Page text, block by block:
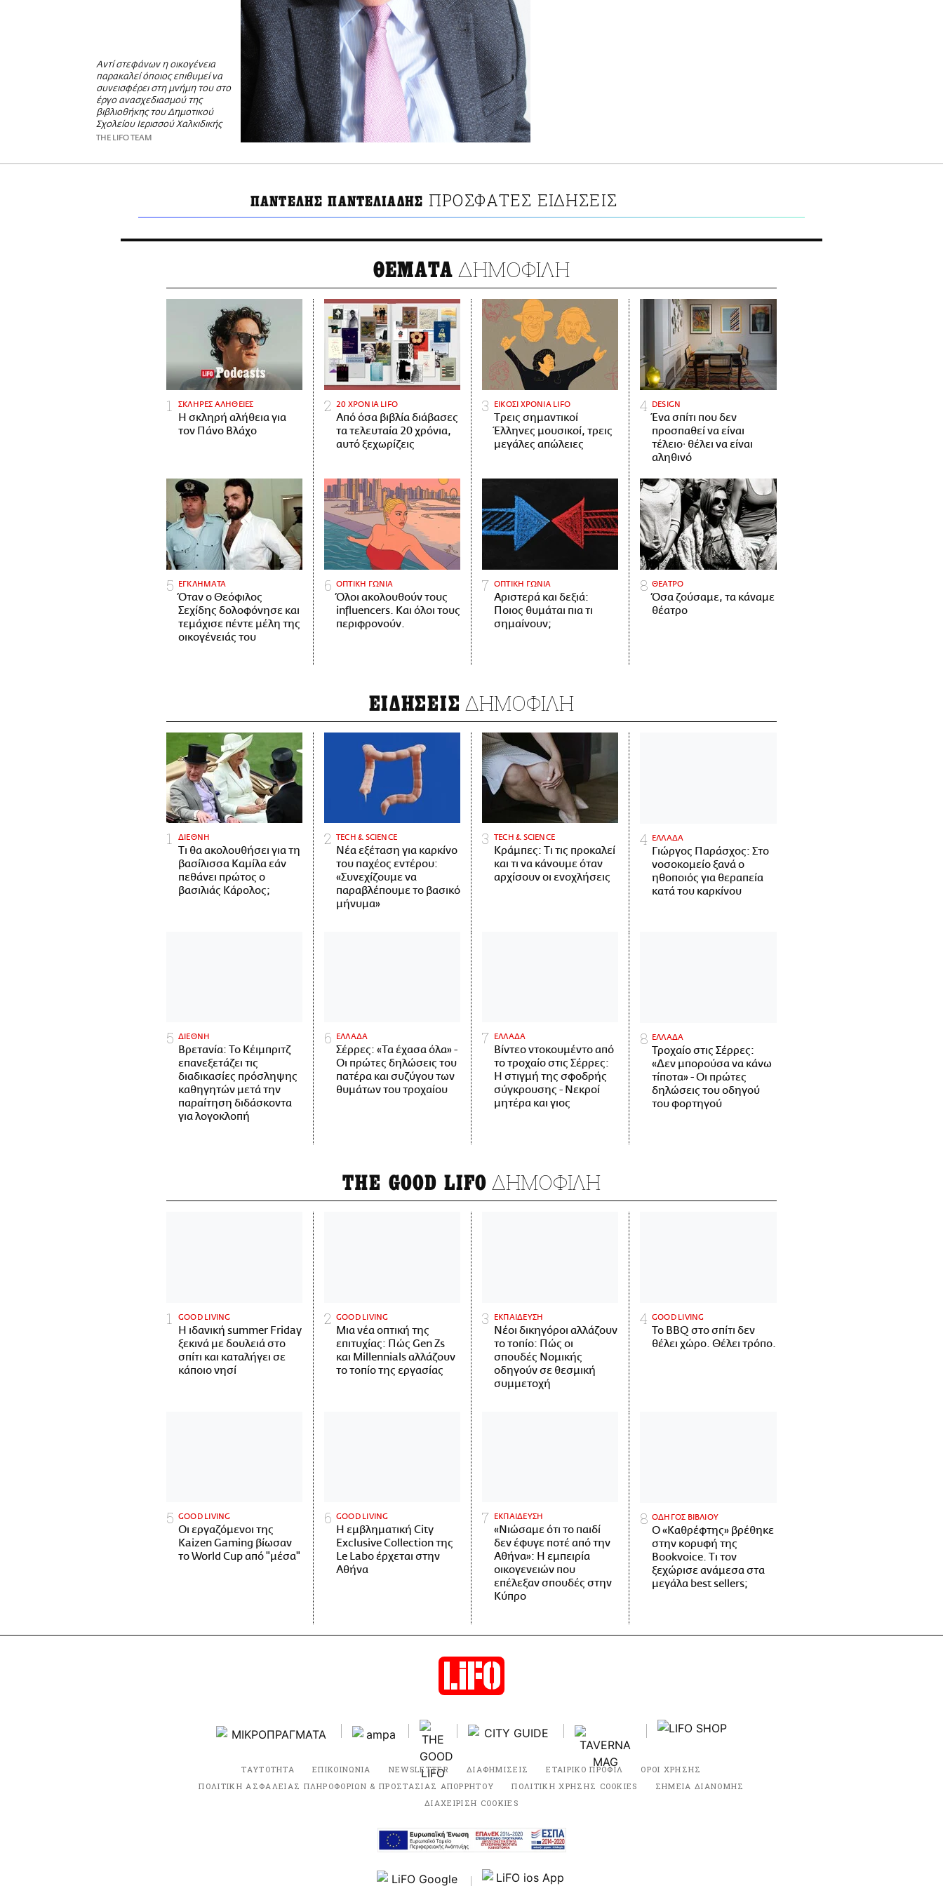
Αντί στεφάνων η οικογένεια
παρακαλεί όποιος επιθυμεί να
συνεισφέρει στη μνήμη του στο
έργο ανασχεδιασμού της
βιβλιοθήκης του Δημοτικού
Σχολείου Ιερισσού Χαλκιδικής
THE LIFO TEAM
ΠΑΝΤΕΛΗΣ ΠΑΝΤΕΛΙΑΔΗΣ ΠΡΟΣΦΑΤΕΣ ΕΙΔΗΣΕΙΣ
ΘΕΜΑΤΑ ΔΗΜΟΦΙΛΗ
ΣΚΛΗΡΕΣ ΑΛΗΘΕΙΕΣ
H σκληρή αλήθεια για
τον Πάνο Βλάχο
20 ΧΡΟΝΙΑ LIFO
Από όσα βιβλία διάβασες
τα τελευταία 20 χρόνια,
αυτό ξεχωρίζεις
ΕΙΚΟΣΙ ΧΡΟΝΙΑ LIFO
Tρεις σημαντικοί
Έλληνες μουσικοί, τρεις
μεγάλες απώλειες
DESIGN
Ένα σπίτι που δεν
προσπαθεί να είναι
τέλειο· θέλει να είναι
αληθινό
ΕΓΚΛΗΜΑΤΑ
Όταν ο Θεόφιλος
Σεχίδης δολοφόνησε και
τεμάχισε πέντε μέλη της
οικογένειάς του
ΟΠΤΙΚΗ ΓΩΝΙΑ
Όλοι ακολουθούν τους
influencers. Και όλοι τους
περιφρονούν.
ΟΠΤΙΚΗ ΓΩΝΙΑ
Αριστερά και δεξιά:
Ποιος θυμάται πια τι
σημαίνουν;
ΘΕΑΤΡΟ
Όσα ζούσαμε, τα κάναμε
θέατρο
ΕΙΔΗΣΕΙΣ ΔΗΜΟΦΙΛΗ
ΔΙΕΘΝΗ
Τι θα ακολουθήσει για τη
βασίλισσα Καμίλα εάν
πεθάνει πρώτος ο
βασιλιάς Κάρολος;
ΤECH & SCIENCE
Νέα εξέταση για καρκίνο
του παχέος εντέρου:
«Συνεχίζουμε να
παραβλέπουμε το βασικό
μήνυμα»
ΤECH & SCIENCE
Κράμπες: Τι τις προκαλεί
και τι να κάνουμε όταν
αρχίσουν οι ενοχλήσεις
ΕΛΛΑΔΑ
Γιώργος Παράσχος: Στο
νοσοκομείο ξανά ο
ηθοποιός για θεραπεία
κατά του καρκίνου
ΔΙΕΘΝΗ
Βρετανία: Το Κέιμπριτζ
επανεξετάζει τις
διαδικασίες πρόσληψης
καθηγητών μετά την
παραίτηση διδάσκοντα
για λογοκλοπή
ΕΛΛΑΔΑ
Σέρρες: «Τα έχασα όλα» -
Οι πρώτες δηλώσεις του
πατέρα και συζύγου των
θυμάτων του τροχαίου
ΕΛΛΑΔΑ
Βίντεο ντοκουμέντο από
το τροχαίο στις Σέρρες:
Η στιγμή της σφοδρής
σύγκρουσης - Νεκροί
μητέρα και γιος
ΕΛΛΑΔΑ
Τροχαίο στις Σέρρες:
«Δεν μπορούσα να κάνω
τίποτα» - Οι πρώτες
δηλώσεις του οδηγού
του φορτηγού
THE GOOD LIFO ΔΗΜΟΦΙΛΗ
GOOD LIVING
Η ιδανική summer Friday
ξεκινά με δουλειά στο
σπίτι και καταλήγει σε
κάποιο νησί
GOOD LIVING
Μια νέα οπτική της
επιτυχίας: Πώς Gen Zs
και Millennials αλλάζουν
το τοπίο της εργασίας
ΕΚΠΑΙΔΕΥΣΗ
Νέοι δικηγόροι αλλάζουν
το τοπίο: Πώς οι
σπουδές Νομικής
οδηγούν σε θεσμική
συμμετοχή
GOOD LIVING
Το BBQ στο σπίτι δεν
θέλει χώρο. Θέλει τρόπο.
GOOD LIVING
Οι εργαζόμενοι της
Kaizen Gaming βίωσαν
το World Cup από "μέσα"
GOOD LIVING
Η εμβληματική City
Exclusive Collection της
Le Labo έρχεται στην
Αθήνα
ΕΚΠΑΙΔΕΥΣΗ
«Νιώσαμε ότι το παιδί
δεν έφυγε ποτέ από την
Αθήνα»: Η εμπειρία
οικογενειών που
επέλεξαν σπουδές στην
Κύπρο
ΟΔΗΓΟΣ ΒΙΒΛΙΟΥ
Ο «Καθρέφτης» βρέθηκε
στην κορυφή της
Bookvoice. Τι τον
ξεχώρισε ανάμεσα στα
μεγάλα best sellers;
ΤΑΥΤΟΤΗΤΑ ΕΠΙΚΟΙΝΩΝΙΑ NEWSLETTER ΔΙΑΦΗΜΙΣΕΙΣ ΕΤΑΙΡΙΚΟ ΠΡΟΦΙΛ
ΟΡΟΙ ΧΡΗΣΗΣ
ΠΟΛΙΤΙΚΗ ΑΣΦΑΛΕΙΑΣ ΠΛΗΡΟΦΟΡΙΩΝ & ΠΡΟΣΤΑΣΙΑΣ ΑΠΟΡΡΗΤΟΥ
ΠΟΛΙΤΙΚΗ ΧΡΗΣΗΣ COOKIES
ΣΗΜΕΙΑ ΔΙΑΝΟΜΗΣ
ΔΙΑΧΕΙΡΙΣΗ COOKIES